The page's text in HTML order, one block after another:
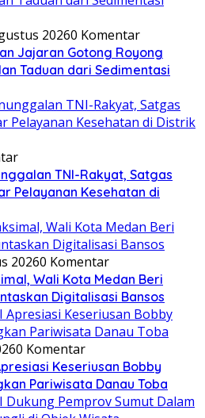
20260 Komentar
Jajaran Gotong Royong
Taduan dari Sedimentasi
TNI-Rakyat, Satgas
Pelayanan Kesehatan di
20260 Komentar
Wali Kota Medan Beri
Digitalisasi Bansos
0 Komentar
Keseriusan Bobby
Pariwisata Danau Toba